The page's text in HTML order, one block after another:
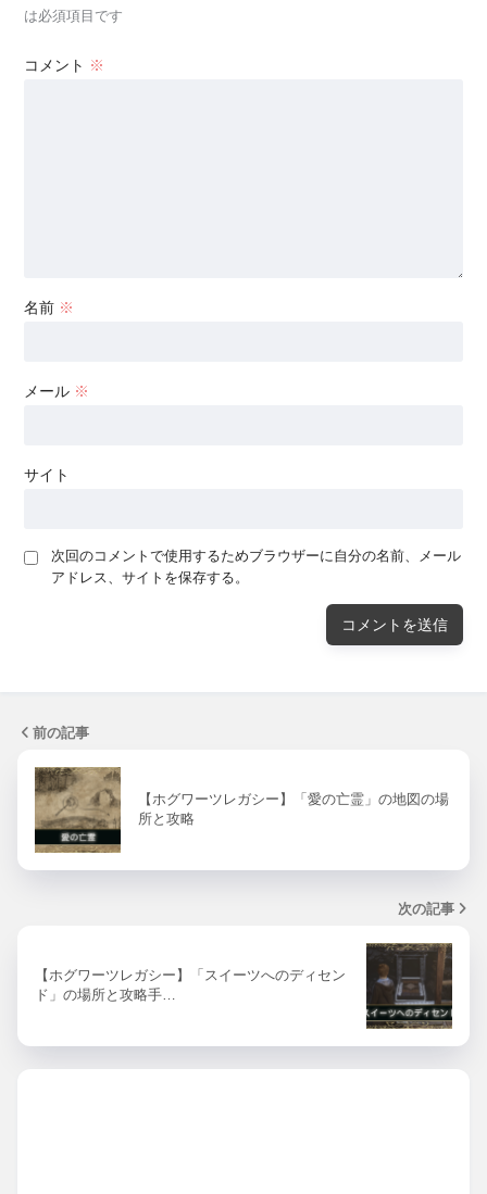
は必須項目です
コメント ※
名前 ※
メール ※
サイト
次回のコメントで使用するためブラウザーに自分の名前、メール
アドレス、サイトを保存する。
前の記事
【ホグワーツレガシー】「愛の亡霊」の地図の場
所と攻略
次の記事
【ホグワーツレガシー】「スイーツへのディセン
ド」の場所と攻略手…